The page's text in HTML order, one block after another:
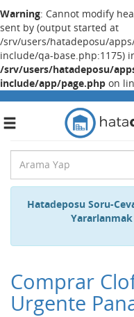
Warning: Cannot modify
sent by (output started at
/srv/users/hatadeposu/
include/qa-base.php:1175)
/srv/users/hatadeposu/
include/app/page.php on
Toggle
Hatadeposu Soru-
Comprar
Urgente